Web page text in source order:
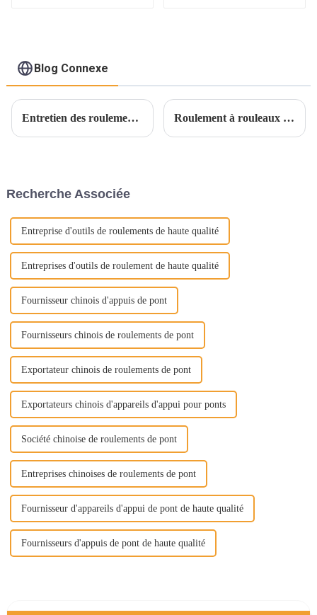
Blog Connexe
Entretien des roulements de moyeu de roue de voiture Roulement à rouleaux alignés étanche comment choisir ?
Recherche Associée
Entreprise d'outils de roulements de haute qualité
Entreprises d'outils de roulement de haute qualité
Fournisseur chinois d'appuis de pont
Fournisseurs chinois de roulements de pont
Exportateur chinois de roulements de pont
Exportateurs chinois d'appareils d'appui pour ponts
Société chinoise de roulements de pont
Entreprises chinoises de roulements de pont
Fournisseur d'appareils d'appui de pont de haute qualité
Fournisseurs d'appuis de pont de haute qualité